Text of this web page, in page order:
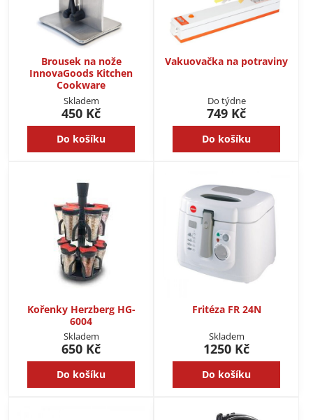
Brousek na nože
InnovaGoods Kitchen
Cookware
Skladem
450 Kč
Do košíku
Vakuovačka na potraviny
Do týdne
749 Kč
Do košíku
Kořenky Herzberg HG-
6004
Skladem
650 Kč
Do košíku
Fritéza FR 24N
Skladem
1250 Kč
Do košíku